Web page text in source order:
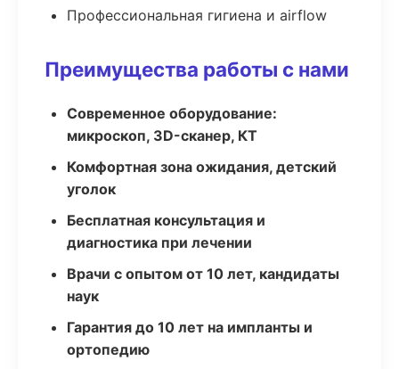
Профессиональная гигиена и airflow
Преимущества работы с нами
Современное оборудование:
микроскоп, 3D-сканер, КТ
Комфортная зона ожидания, детский
уголок
Бесплатная консультация и
диагностика при лечении
Врачи с опытом от 10 лет, кандидаты
наук
Гарантия до 10 лет на импланты и
ортопедию